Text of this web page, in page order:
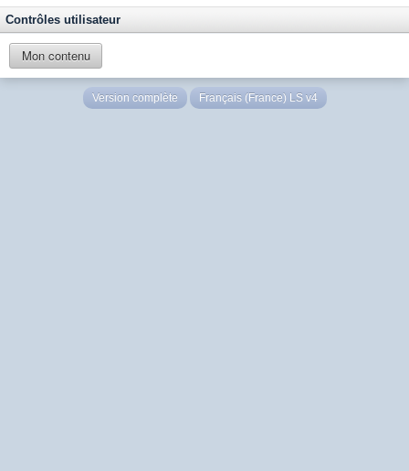
Contrôles utilisateur
Mon contenu
Version complète Français (France) LS v4